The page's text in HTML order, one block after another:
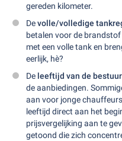
gereden kilometer.
Devolle/volledige
betalen voor de
met een volle tank en
eerlijk, hè?
De leeftijd van de
de aanbiedingen.
aan voor jonge
leeftijd direct aan het
prijsvergelijking aan te
getoond die zich